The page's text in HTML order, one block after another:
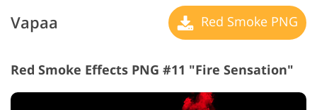
Vapaa Red Smoke PNG
Red Smoke Effects PNG #11 "Fire Sensation"